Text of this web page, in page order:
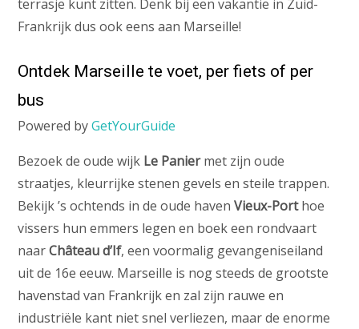
terrasje kunt zitten. Denk bij een vakantie in Zuid-
Frankrijk dus ook eens aan Marseille!
Ontdek Marseille te voet, per fiets of per
bus
Powered byGetYourGuide
Bezoek de oude wijk Le Paniermet zijn oude
straatjes, kleurrijke stenen gevels en steile trappen.
Bekijk ’s ochtends in de oude havenVieux-Porthoe
vissers hun emmers legen en boek een rondvaart
naarChâteau d’If, een voormalig gevangeniseiland
uit de 16e eeuw. Marseille is nog steeds de grootste
havenstad van Frankrijk en zal zijn rauwe en
industriële kant niet snel verliezen, maar de enorme